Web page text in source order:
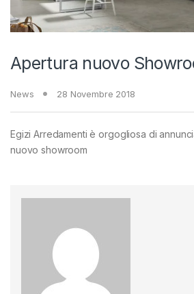
Apertura nuovo
News 28 Novembre 2018
Egizi Arredamenti è orgogliosa di
nuovo showroom